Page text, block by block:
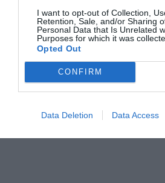
I want to opt-out of Collection,
Retention, Sale, and/or Sharing
Personal Data that Is Unrelated
Purposes for which it was
Opted Out
CONFIRM
Data Deletion Data Access